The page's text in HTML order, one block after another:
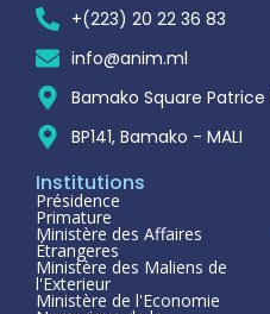
+(223) 20 22 36 83
info@anim.ml
Bamako Square Patrice
BP141, Bamako - MALI
Institutions
Présidence
Primature
Ministère des Affaires
Étrangeres
Ministère des Maliens de
l'Exterieur
Ministère de l'Economie